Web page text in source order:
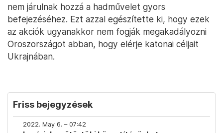
nem járulnak hozzá a hadművelet gyors
befejezéséhez. Ezt azzal egészítette ki, hogy ezek
az akciók ugyanakkor nem fogják megakadályozni
Oroszországot abban, hogy elérje katonai céljait
Ukrajnában.
Friss bejegyzések
2022. May 6. – 07:42